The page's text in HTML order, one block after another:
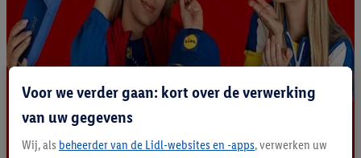
Voor we verder gaan: kort over de verwerking
van uw gegevens
Wij, als beheerder van de Lidl-websites en -apps, verwerken uw